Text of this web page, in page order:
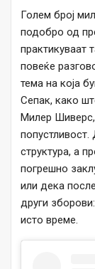
Голем број
подобро од
практикуваат
повеќе
тема на која
Сепак, како
Милер Шиверс,
структура, а
погрешно
или дека
други
исто време.